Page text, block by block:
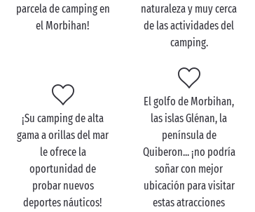
Clubes infantiles
Terreno polideportivo
Disfrute de todo lo necesario para una estancia de
camping con todo incluido
Desde su parcela decamping a orillas del mar ,
también podrá participar en las animaciones y
actividades organizadas por el camping:
Torneos deportivos
parcela de camping en
el Morbihan!
naturaleza y muy cerca
de las actividades del
camping.
¡Su camping de alta
gama a orillas del mar
le ofrece la
oportunidad de
probar nuevos
deportes náuticos!
El golfo de Morbihan,
las islas Glénan, la
península de
Quiberon... ¡no podría
soñar con mejor
ubicación para visitar
estas atracciones